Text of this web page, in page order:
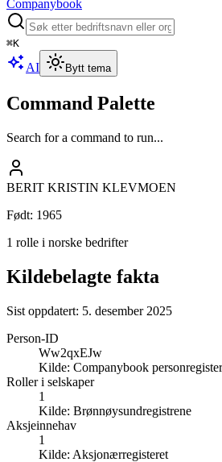
Companybook
⌘K
AI Bytt tema
Command Palette
Search for a command to run...
BERIT KRISTIN KLEVMOEN
Født: 1965
1 rolle i norske bedrifter
Kildebelagte fakta
Sist oppdatert: 5. desember 2025
Person-ID
Ww2qxEJw
Kilde: Companybook personregister
Roller i selskaper
1
Kilde: Brønnøysundregistrene
Aksjeinnehav
1
Kilde: Aksjonærregisteret